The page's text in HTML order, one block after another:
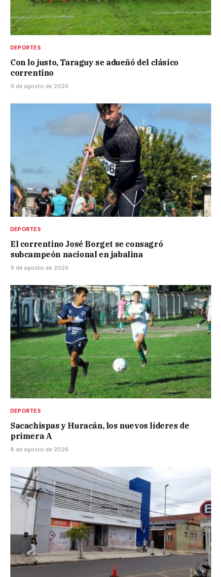
DEPORTES
Con lo justo, Taraguy se adueñó del clásico
correntino
9 de agosto de 2026
DEPORTES
El correntino José Borget se consagró
subcampeón nacional en jabalina
9 de agosto de 2026
DEPORTES
Sacachispas y Huracán, los nuevos líderes de
primera A
8 de agosto de 2026